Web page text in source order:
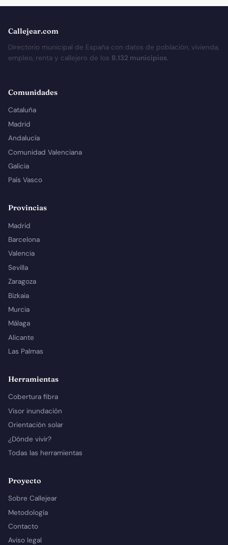
Callejear.com
Directorio municipal de España con datos de población, vivienda,
empleo, renta y callejero de los 8.132 municipios.
Comunidades
Cataluña
Madrid
Andalucía
Comunidad Valenciana
Galicia
País Vasco
Provincias
Madrid
Barcelona
Valencia
Sevilla
Zaragoza
Bizkaia
Murcia
Málaga
Alicante
Las Palmas
Herramientas
Cobertura fibra
Visor inundación
Orientación solar
¿Dónde vivir?
Todas las herramientas
Proyecto
Sobre Callejear
Metodología
Contacto
Aviso legal